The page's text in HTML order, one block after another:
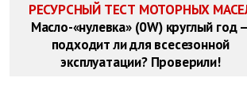
РЕСУРСНЫЙ ТЕСТ МОТОРНЫХ
Масло-«нулевка» (0W) круглый год
подходит ли для всесезонной
эксплуатации? Проверили!